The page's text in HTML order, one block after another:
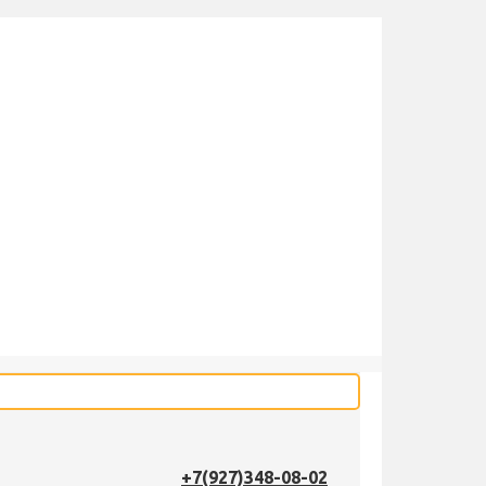
+7(927)348-08-02